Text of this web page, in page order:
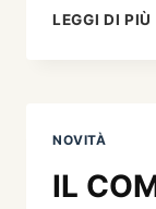
LEGGI DI PIÙ
NOVITÀ
IL